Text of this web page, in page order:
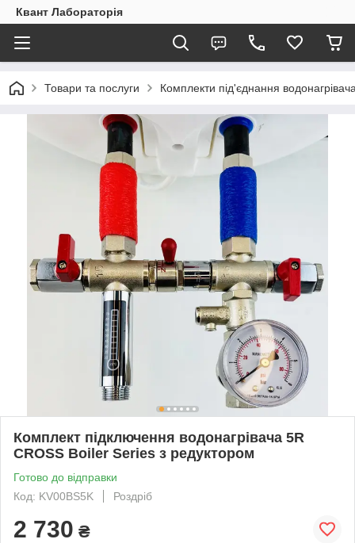
Квант Лабораторія
Товари та послуги Комплекти під'єднання
Комплект підключення водонагрівача 5R
CROSS Boiler Series з редуктором
Готово до відправки
Код: KV00BS5K
Роздріб
2 730 ₴